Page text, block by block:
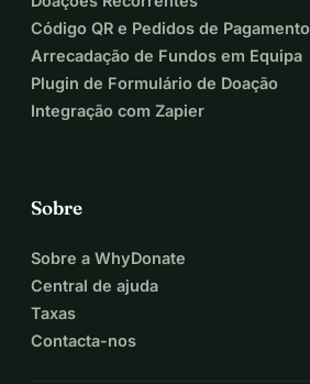
Código QR e Pedidos de Pagamento
Arrecadação de Fundos em Equipa
Plugin de Formulário de Doação
Integração com Zapier
Sobre
Sobre a WhyDonate
Central de ajuda
Taxas
Contacta-nos